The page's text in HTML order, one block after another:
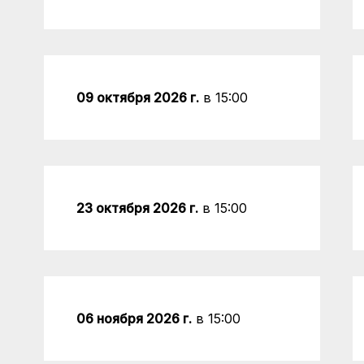
09 октября 2026 г. в 15:00
23 октября 2026 г. в 15:00
06 ноября 2026 г. в 15:00